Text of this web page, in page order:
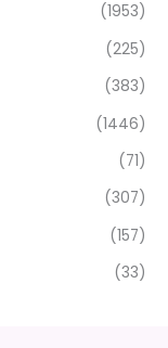
(1953)
(225)
(383)
(1446)
(71)
(307)
(157)
(33)